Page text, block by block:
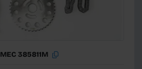
MEC 385811M